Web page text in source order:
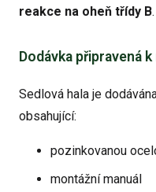
reakce na oheň třídy B.
Dodávka připravená
Sedlová hala je
obsahující:
pozinkovanou
montážní manuál